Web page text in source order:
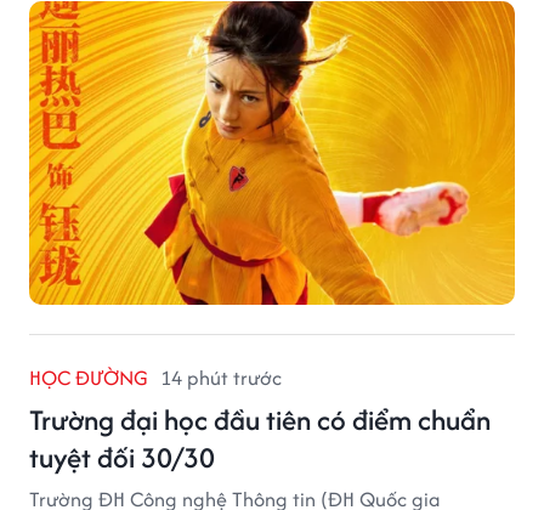
HỌC ĐƯỜNG 14 phút trước
Trường đại học đầu tiên có điểm chuẩn
tuyệt đối 30/30
Trường ĐH Công nghệ Thông tin (ĐH Quốc gia